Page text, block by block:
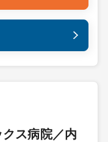
クス病院／内